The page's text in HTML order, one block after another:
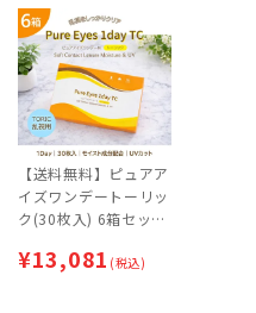
【送料無料】ピュアア
イズワンデートーリッ
ク(30枚入) 6箱セット
ンズ | ワンデー
¥13,081 (税込)